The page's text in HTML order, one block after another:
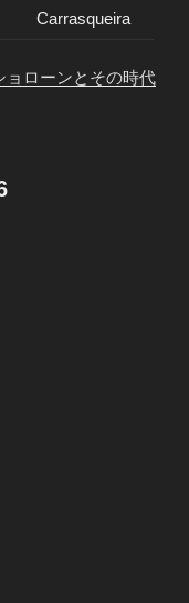
Carrasqueira
ョローンとその時代